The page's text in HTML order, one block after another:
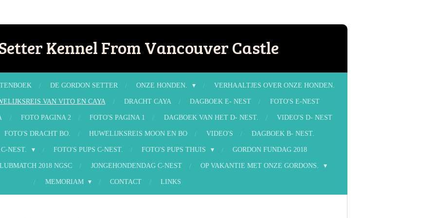
Kennel From Vancouver Castle
DE GORDON SETTER ONZE HONDEN. VERHAALTJES OVER ONZE HONDEN.
VAN VITO EN CAYA DRACHT CAYA DAGBOEK E- NEST FOTO'S E-NEST
FOTO PAGINA 2 FOTO'S PAGINA 1 DAGBOEK VAN HET D- NEST. VIDEO'S D- NEST
FOTO'S DRACHT BO. HUWELIJKSREIS MOON EN BO VIDEO'S DAGBOEK B- NEST.
NEST. FOTO'S PUPS C-NEST. FOTO'S PUPS THUIS GORDON FUNDAG 2018
2018 NGSC JONGEHONDENDAG C-NEST OP VAKANTIE MET ONZE GORDONS.
MEMORIAM CONTACT LINKS